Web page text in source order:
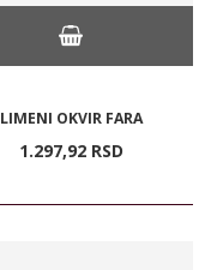
LIMENI OKVIR FARA
1.297,92 RSD